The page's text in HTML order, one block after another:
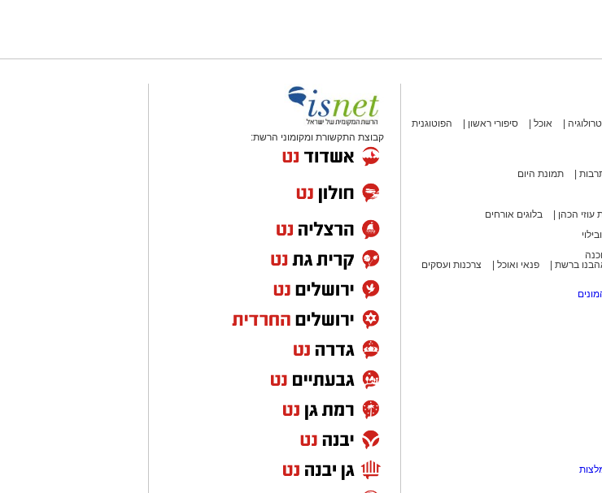
אוכל סיפורי ראשון
הפוטוגנית
תמונת היום
עוזי הכהן בלוגים אורחים
ברשת פנאי ואוכל
צרכנות ועסקים
קבוצת התקשורת ומקומוני הרשת: